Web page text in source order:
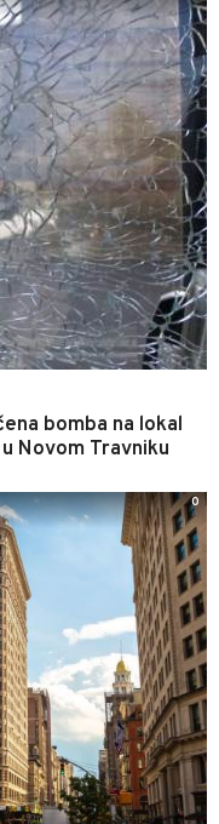
bomba na lokal
Novom Travniku
0